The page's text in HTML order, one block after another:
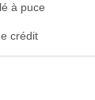
à puce
crédit